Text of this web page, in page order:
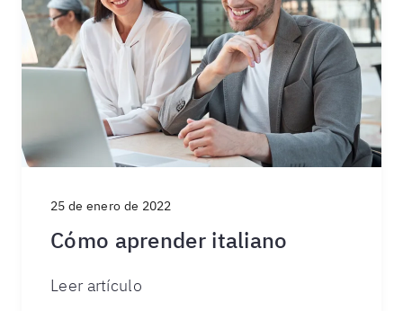
25 de enero de 2022
Cómo aprender italiano
Leer artículo